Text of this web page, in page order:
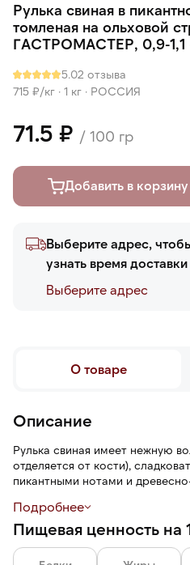
Рулька свиная в
томленая на ольховой
ГАСТРОМАСТЕР, 0,9-1,1
5.02 отзыва
715 ₽/кг · 1 кг · РОССИЯ
71.5 ₽ / 100 гр
Добавить в корзину
Выберите адрес,
узнать время доставки
Выберите адреc
О товаре
Описание
Рулька свиная имеет нежную
отделяется от кости),
пикантными нотами и
Мясо прошло
предварительное маринование
копчение на ольховой щепе и
технологии су-вид в течение 6
Подробнее
Пищевая ценность на